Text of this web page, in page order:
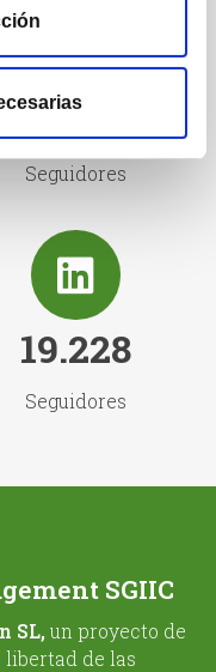
16.290
Seguidores
19.228
Seguidores
SGIIC
SL, un proyecto de
de las